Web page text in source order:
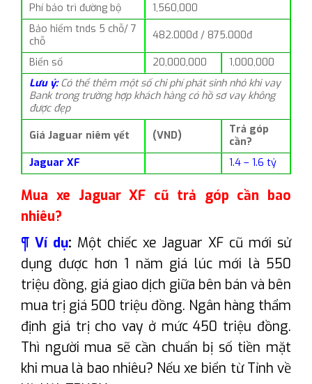
Phí bảo trì đường bộ
1,560,000
Bảo hiểm tnds 5 chỗ/ 7
chỗ
482.000đ / 875.000đ
Biển số 20,000,000
1,000,000
Lưu ý:Có thể thêm một số chi phí phát sinh nhỏ khi vay
Bank trong trường hợp khách hàng có hồ sơ vay không
được đẹp
Giá Jaguar niêm yết (VND)
Trả góp
cần?
Jaguar XF
1.4 – 1.6 tỷ
Mua xe Jaguar XF cũ trả góp cần bao
nhiêu?
¶ Ví dụ: Một chiếc xe Jaguar XF cũ mới sử
dụng được hơn 1 năm giá lúc mới là 550
triệu đồng, giá giao dịch giữa bên bán và bên
mua trị giá 500 triệu đồng. Ngân hàng thẩm
định giá trị cho vay ở mức 450 triệu đồng.
Thì người mua sẽ cần chuẩn bị số tiền mặt
khi mua là bao nhiêu? Nếu xe biển từ Tỉnh về